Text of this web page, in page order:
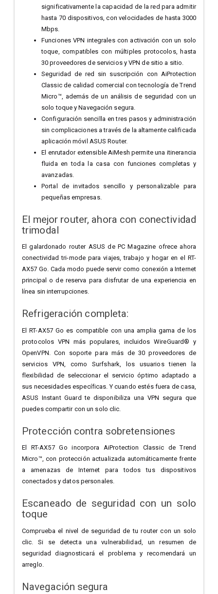
significativamente la capacidad de la red para admitir
hasta 70 dispositivos, con velocidades de hasta 3000
Mbps.
Funciones VPN integrales con activación con un solo
toque, compatibles con múltiples protocolos, hasta
30 proveedores de servicios y VPN de sitio a sitio.
Seguridad de red sin suscripción con AiProtection
Classic de calidad comercial con tecnología de Trend
Micro™, además de un análisis de seguridad con un
solo toque y Navegación segura.
Configuración sencilla en tres pasos y administración
sin complicaciones a través de la altamente calificada
aplicación móvil ASUS Router.
El enrutador extensible AiMesh permite una itinerancia
fluida en toda la casa con funciones completas y
avanzadas.
Portal de invitados sencillo y personalizable para
pequeñas empresas.
El mejor router, ahora con conectividad
trimodal
El galardonado router ASUS de PC Magazine ofrece ahora
conectividad tri-mode para viajes, trabajo y hogar en el RT-
AX57 Go. Cada modo puede servir como conexión a Internet
principal o de reserva para disfrutar de una experiencia en
línea sin interrupciones.
Refrigeración completa:
El RT-AX57 Go es compatible con una amplia gama de los
protocolos VPN más populares, incluidos WireGuard® y
OpenVPN. Con soporte para más de 30 proveedores de
servicios VPN, como Surfshark, los usuarios tienen la
flexibilidad de seleccionar el servicio óptimo adaptado a
sus necesidades específicas. Y cuando estés fuera de casa,
ASUS Instant Guard te disponibiliza una VPN segura que
puedes compartir con un solo clic.
Protección contra sobretensiones
El RT-AX57 Go incorpora AiProtection Classic de Trend
Micro™, con protección actualizada automáticamente frente
a amenazas de Internet para todos tus dispositivos
conectados y datos personales.
Escaneado de seguridad con un solo
toque
Comprueba el nivel de seguridad de tu router con un solo
clic. Si se detecta una vulnerabilidad, un resumen de
seguridad diagnosticará el problema y recomendará un
arreglo.
Navegación segura